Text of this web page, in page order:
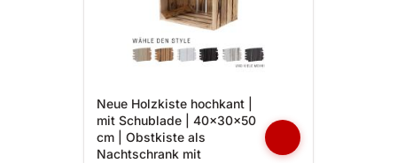
Neue Holzkiste hochkant |
mit Schublade | 40x30x50
cm | Obstkiste als
Nachtschrank mit